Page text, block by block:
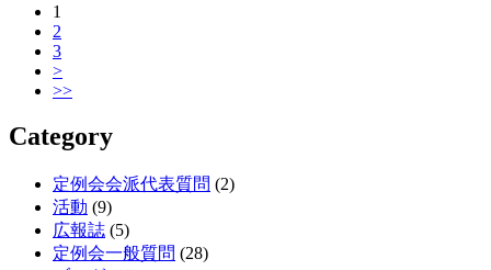
1
2
3
>
>>
Category
定例会会派代表質問 (2)
活動 (9)
広報誌 (5)
定例会一般質問 (28)